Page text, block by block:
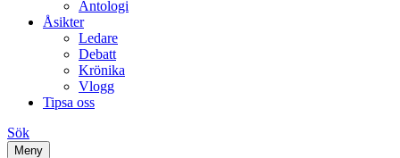
Antologi
Åsikter
Ledare
Debatt
Krönika
Vlogg
Tipsa oss
Sök
Meny